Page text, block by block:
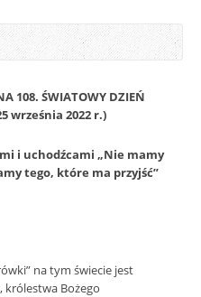
108. ŚWIATOWY DZIEŃ
września 2022 r.)
i uchodźcami „Nie mamy
tego, które ma przyjść”
na tym świecie jest
królestwa Bożego